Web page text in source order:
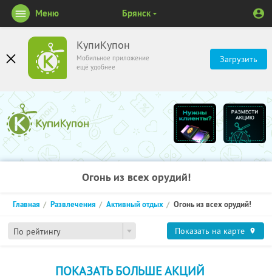
КупиКупон
Мобильное приложение
ещё удобнее
Загрузить
Меню Брянск
Огонь из всех орудий!
По рейтингу
Главная Развлечения Активный отдых Огонь из всех орудий!
Показать на карте
ПОКАЗАТЬ БОЛЬШЕ АКЦИЙ